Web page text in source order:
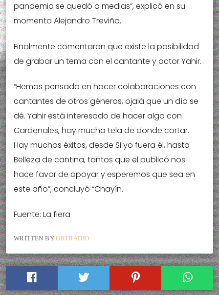
pandemia se quedó a medias”, explicó en su
momento Alejandro Treviño.
Finalmente comentaron que existe la posibilidad
de grabar un tema con el cantante y actor Yahir.
“Hemos pensado en hacer colaboraciones con
cantantes de otros géneros, ojalá que un día se
dé. Yahir está interesado de hacer algo con
Cardenales, hay mucha tela de donde cortar.
Hay muchos éxitos, desde Si yo fuera él, hasta
Belleza de cantina, tantos que el publicó nos
hace favor de apoyar y esperemos que sea en
este año”, concluyó “Chayín.
Fuente: La fiera
WRITTEN BYORTRADIO